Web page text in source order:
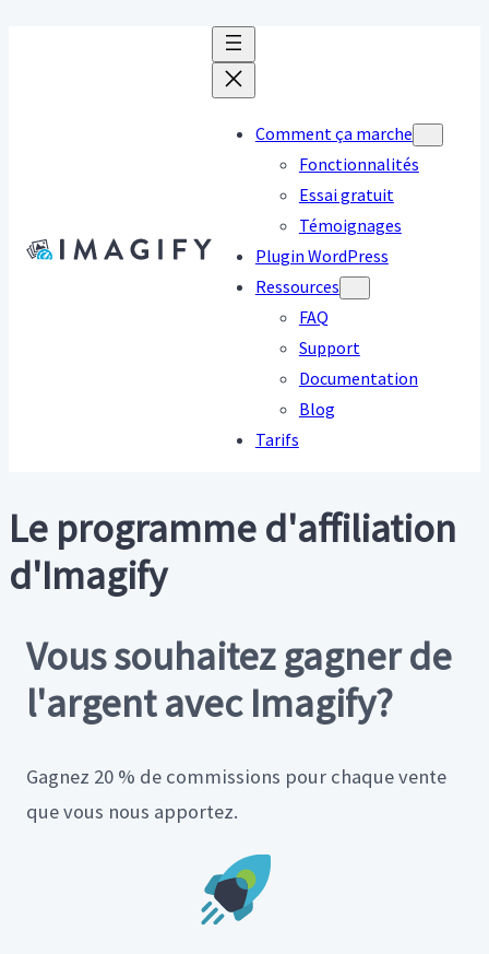
Comment ça marche
Fonctionnalités
Essai gratuit
Témoignages
Plugin WordPress
Ressources
FAQ
Support
Documentation
Blog
Tarifs
Le programme d'affiliation
d'Imagify
Vous souhaitez gagner de
l'argent avec Imagify?
Gagnez 20 % de commissions pour chaque vente
que vous nous apportez.